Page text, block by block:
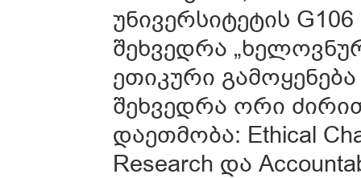
უნივერსიტეტის
შეხვედრა
ეთიკური
შეხვედრა ორი
დაეთმობა: Ethical
Research და